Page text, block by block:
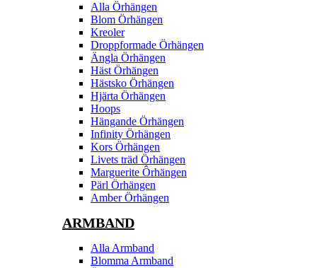
Alla Örhängen
Blom Örhängen
Kreoler
Droppformade Örhängen
Ängla Örhängen
Häst Örhängen
Hästsko Örhängen
Hjärta Örhängen
Hoops
Hängande Örhängen
Infinity Örhängen
Kors Örhängen
Livets träd Örhängen
Marguerite Ôrhängen
Pärl Örhängen
Amber Örhängen
ARMBAND
Alla Armband
Blomma Armband